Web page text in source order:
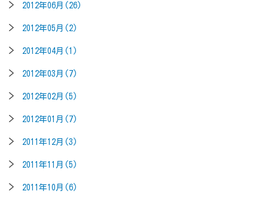
2012年06月(26)
2012年05月(2)
2012年04月(1)
2012年03月(7)
2012年02月(5)
2012年01月(7)
2011年12月(3)
2011年11月(5)
2011年10月(6)